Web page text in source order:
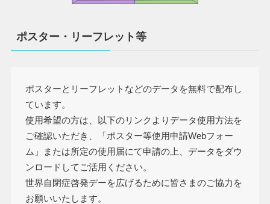
ポスター・リーフレット等
ポスターとリーフレットなどのデータを無料で配布し
ています。
使用希望の方は、以下のリンクよりデータ使用方法を
ご確認いただき、「ポスター等使用申請Webフォー
ム」または所定の使用届にて申請の上、データをダウ
ンロードしてご活用ください。
世界自閉症啓発デーを広げるために皆さまのご協力を
お願いいたします。